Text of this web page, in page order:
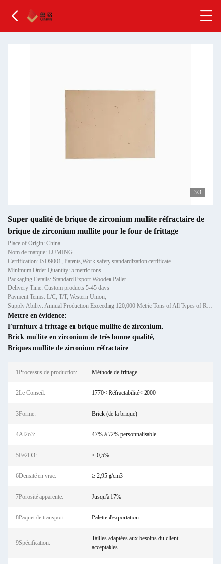
3/3
Super qualité de brique de zirconium mullite réfractaire de
brique de zirconium mullite pour le four de frittage
Place of Origin: China
Nom de marque: LUMING
Certification: ISO9001, Patents,Work safety standardization certificate
Minimum Order Quantity: 5 metric tons
Packaging Details: Standard Export Wooden Pallet
Delivery Time: Custom products 5-45 days
Payment Terms: L/C, T/T, Western Union,
Supply Ability: Annual Production Exceeding 120,000 Metric Tons of All Types of Refractory Materials Including Castables, Preforms, and Bric
Mettre en évidence:
Furniture à frittage en brique mullite de zirconium,
Brick mullite en zirconium de très bonne qualité,
Briques mullite de zirconium réfractaire
1Processus de production: Méthode de frittage
2Le Conseil: 1770< Réfractabilité< 2000
3Forme: Brick (de la brique)
4Al2o3: 47% à 72% personnalisable
5Fe2O3: ≤ 0,5%
6Densité en vrac: ≥ 2,95 g/cm3
7Porosité apparente: Jusqu'à 17%
8Paquet de transport: Palette d'exportation
9Spécification:
Tailles adaptées aux besoins du client
acceptables